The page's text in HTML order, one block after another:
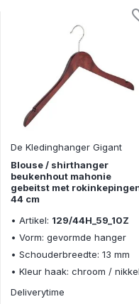
De Kledinghanger Gigant
Blouse / shirthanger
beukenhout mahonie
gebeitst met
44 cm
• Artikel: 129/44H_59_10Z
• Vorm: gevormde hanger
• Schouderbreedte: 13 mm
• Kleur haak: chroom / nikkel
Deliverytime